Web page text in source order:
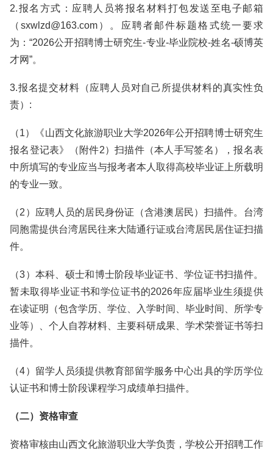
2.报名方式：应聘人员将报名材料打包发送至电子邮箱
（sxwlzd@163.com）。应聘者邮件标题格式统一要求
为：“2026公开招聘博士研究生-专业-毕业院校-姓名-硕博英
才网”。
3.报名提交材料（应聘人员对自己所提供材料的真实性负
责）:
（1）《山西文化旅游职业大学2026年公开招聘博士研究生
报名登记表》（附件2）扫描件（本人手写签名），报名表
中所填写的专业应当与报考者本人取得高校毕业证上所载明
的专业一致。
（2）应聘人员的居民身份证（含港澳居民）扫描件。台湾
同胞需提供台湾居民往来大陆通行证或台湾居民居住证扫描
件。
（3）本科、硕士和博士阶段毕业证书、学位证书扫描件。
暂未取得毕业证书和学位证书的2026年应届毕业生须提供
在读证明（包含学历、学位、入学时间、毕业时间、所学专
业等）、个人自荐材料、主要科研成果、学术荣誉证书等扫
描件。
（4）留学人员须提供教育部留学服务中心出具的学历学位
认证书和博士阶段课程学习成绩单扫描件。
（二）资格审查
资格审核由山西文化旅游职业大学负责，学校公开招聘工作